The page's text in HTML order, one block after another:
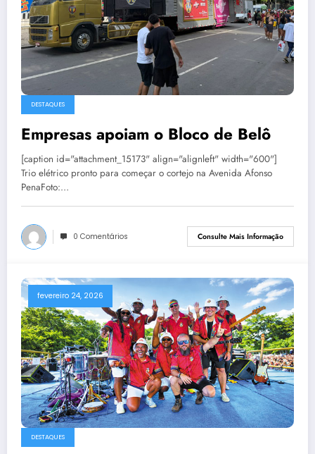
DESTAQUES
Empresas apoiam o Bloco de Belô
[caption id="attachment_15173" align="alignleft" width="600"]
Trio elétrico pronto para começar o cortejo na Avenida Afonso
PenaFoto:…
0 Comentários Consulte Mais Informação
fevereiro 24, 2026
DESTAQUES